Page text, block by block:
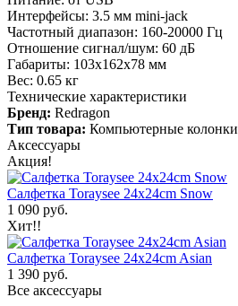
Интерфейсы: 3.5 мм mini-jack
Частотный диапазон: 160-20000 Гц
Отношение сигнал/шум: 60 дБ
Габариты: 103х162х78 мм
Вес: 0.65 кг
Технические характеристики
Бренд: Redragon
Тип товара: Компьютерные колонки
Аксессуары
Акция!
Салфетка Toraysee 24x24cm Snow
1 090 руб.
Хит!!
Салфетка Toraysee 24x24cm Asian
1 390 руб.
Все аксессуары